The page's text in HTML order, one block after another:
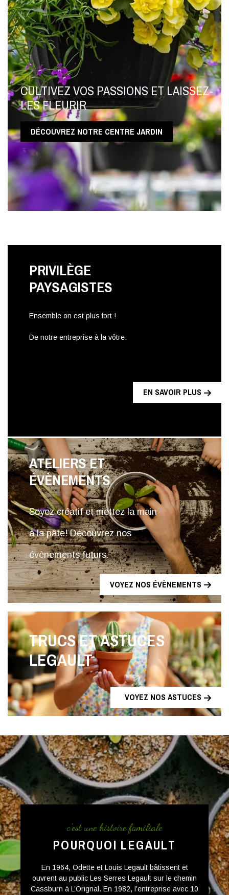
CULTIVEZ VOS PASSIONS ET LAISSEZ-
DÉCOUVREZ NOTRE CENTRE JARDIN
PRIVILÈGE
PAYSAGISTES
Ensemble on est plus fort !
De notre entreprise à la vôtre.
EN SAVOIR PLUS
ATELIERS ET
ÉVÈNEMENTS
Soyez créatif et mettez la main
à la pâte! Découvrez nos
évènements futurs.
VOYEZ NOS ÉVÈNEMENTS
TRUCS ET ASTUCES
LEGAULT
VOYEZ NOS ASTUCES
c'est une histoire familiale
POURQUOI LEGAULT
En 1964, Odette et Louis Legault bâtissent et
ouvrent au public Les Serres Legault sur le chemin
Cassburn à L’Orignal. En 1982, l’entreprise avec 10